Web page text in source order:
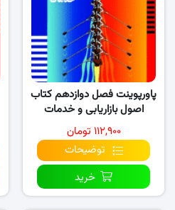
پاورپوینت فصل دوازدهم کتاب
اصول بازاریابی و خدمات
۱۱۲,۹۰۰ تومان
توضیحات
خرید